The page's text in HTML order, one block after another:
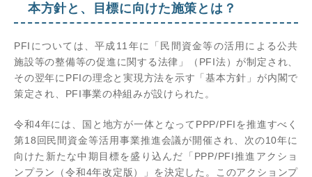
本方針と、目標に向けた施策とは？
PFIについては、平成11年に「民間資金等の活用による公共
施設等の整備等の促進に関する法律」（PFI法）が制定され、
その翌年にPFIの理念と実現方法を示す「基本方針」が内閣で
策定され、PFI事業の枠組みが設けられた。
令和4年には、国と地方が一体となってPPP/PFIを推進すべく
第18回民間資金等活用事業推進会議が開催され、次の10年に
向けた新たな中期目標を盛り込んだ「PPP/PFI推進アクショ
ンプラン（令和4年改定版）」を決定した。このアクションプ